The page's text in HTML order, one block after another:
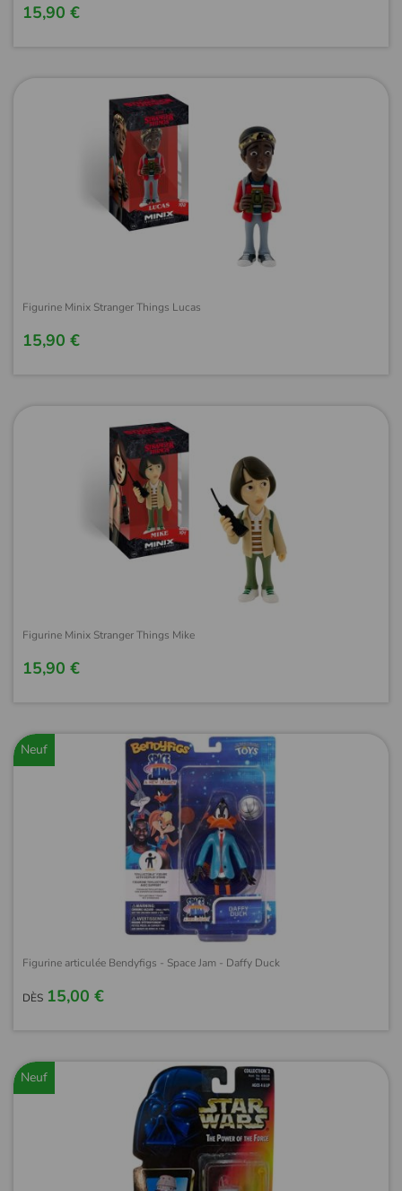
15,90 €
Figurine Minix Stranger Things Lucas
15,90 €
Figurine Minix Stranger Things Mike
15,90 €
Neuf
Figurine articulée Bendyfigs - Space Jam - Daffy Duck
DÈS 15,00 €
Neuf